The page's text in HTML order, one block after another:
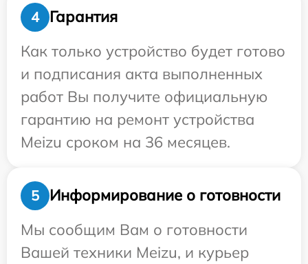
4
Гарантия
Как только устройство будет готово
и подписания акта выполненных
работ Вы получите официальную
гарантию на ремонт устройства
Meizu сроком на 36 месяцев.
5
Информирование о готовности
Мы сообщим Вам о готовности
Вашей техники Meizu, и курьер